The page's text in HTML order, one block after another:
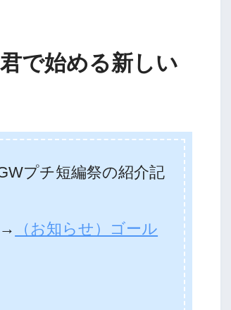
で始める新しい
プチ短編祭の紹介記
（お知らせ）ゴール